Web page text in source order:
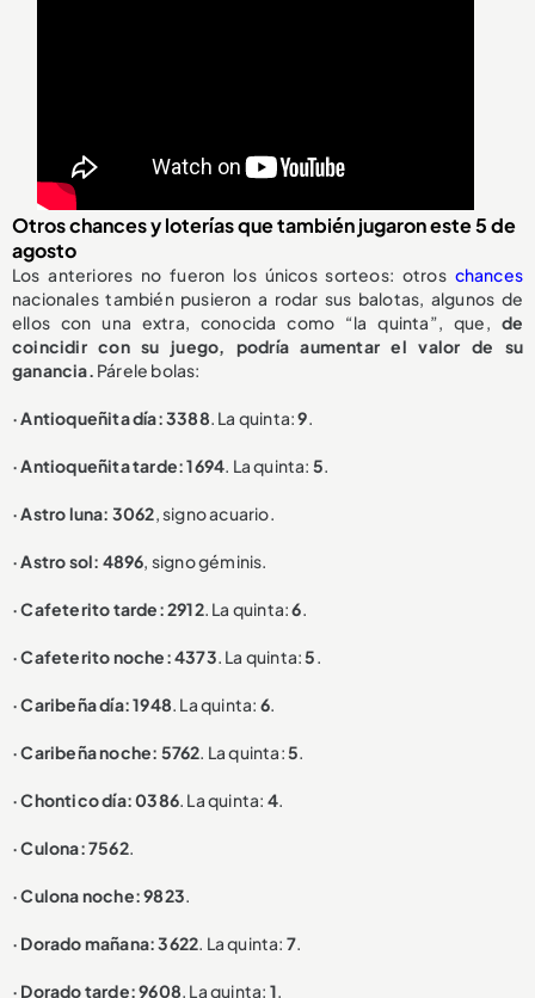
Otros chances y loterías que también jugaron este 5 de
agosto
Los anteriores no fueron los únicos sorteos: otros chances
nacionales también pusieron a rodar sus balotas, algunos de
ellos con una extra, conocida como “la quinta”, que, de
coincidir con su juego, podría aumentar el valor de su
ganancia. Párele bolas:
· Antioqueñita día: 3388. La quinta:9.
· Antioqueñita tarde: 1694. La quinta: 5.
· Astro luna: 3062, signo acuario.
· Astro sol: 4896, signo géminis.
· Cafeterito tarde: 2912. La quinta:6.
· Cafeterito noche: 4373. La quinta:5.
· Caribeña día: 1948. La quinta: 6.
· Caribeña noche: 5762. La quinta:5.
· Chontico día: 0386. La quinta: 4.
· Culona: 7562.
· Culona noche: 9823.
· Dorado mañana: 3622. La quinta: 7.
· Dorado tarde: 9608. La quinta: 1.